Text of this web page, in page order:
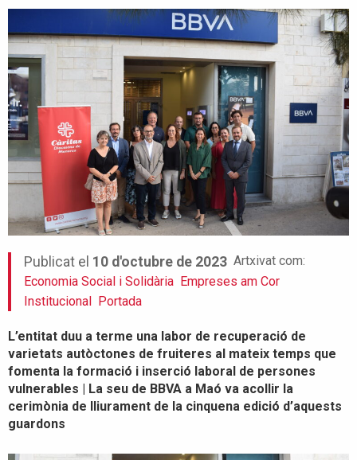
Publicat el 10 d'octubre de 2023 Artxivat com:
Economia Social i Solidària Empreses am Cor
Institucional Portada
L’entitat duu a terme una labor de recuperació de
varietats autòctones de fruiteres al mateix temps que
fomenta la formació i inserció laboral de persones
vulnerables | La seu de BBVA a Maó va acollir la
cerimònia de lliurament de la cinquena edició d’aquests
guardons